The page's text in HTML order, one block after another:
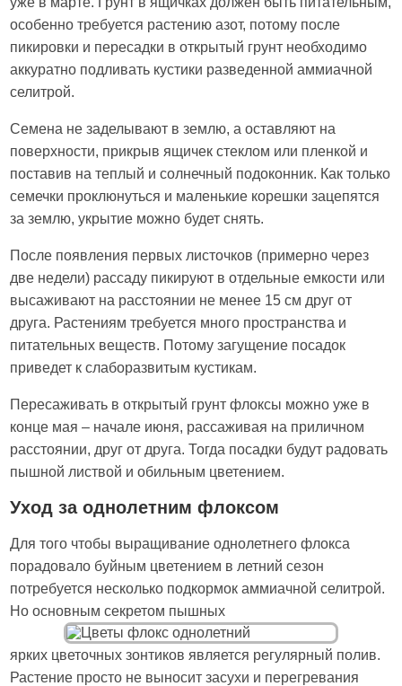
особенно требуется растению азот, потому после
пикировки и пересадки в открытый грунт необходимо
аккуратно подливать кустики разведенной аммиачной
селитрой.
Семена не заделывают в землю, а оставляют на
поверхности, прикрыв ящичек стеклом или пленкой и
поставив на теплый и солнечный подоконник. Как только
семечки проклюнуться и маленькие корешки зацепятся
за землю, укрытие можно будет снять.
После появления первых листочков (примерно через
две недели) рассаду пикируют в отдельные емкости или
высаживают на расстоянии не менее 15 см друг от
друга. Растениям требуется много пространства и
питательных веществ. Потому загущение посадок
приведет к слаборазвитым кустикам.
Пересаживать в открытый грунт флоксы можно уже в
конце мая – начале июня, рассаживая на приличном
расстоянии, друг от друга. Тогда посадки будут радовать
пышной листвой и обильным цветением.
Уход за однолетним флоксом
Для того чтобы выращивание однолетнего флокса
порадовало буйным цветением в летний сезон
потребуется несколько подкормок аммиачной селитрой.
Но основным секретом пышных
ярких цветочных зонтиков является регулярный полив.
Растение просто не выносит засухи и перегревания